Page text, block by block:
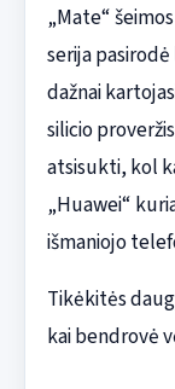
„Mate“
serija
dažnai
silicio
atsisukti, kol
„Huawei“
išmaniojo
Tikėkitės
kai bendrovė